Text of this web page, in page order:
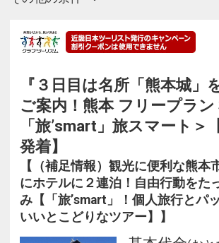
『３日目は名所「熊本城」
ご案内！熊本 フリープラン
「旅’smart」旅スマート＞
発着】
【（補足情報）観光に便利な熊本
にホテルに２連泊！自由行動をた
み【「旅’smart」！個人旅行とパ
いいとこどりなツアー】】